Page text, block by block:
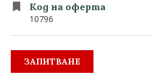
Код на оферта
10796
ЗАПИТВАНЕ